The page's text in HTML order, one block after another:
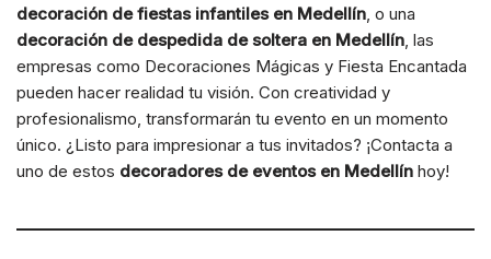
decoración de fiestas infantiles en Medellín, o una
decoración de despedida de soltera en Medellín, las
empresas como Decoraciones Mágicas y Fiesta Encantada
pueden hacer realidad tu visión. Con creatividad y
profesionalismo, transformarán tu evento en un momento
único. ¿Listo para impresionar a tus invitados? ¡Contacta a
uno de estos decoradores de eventos en Medellín hoy!